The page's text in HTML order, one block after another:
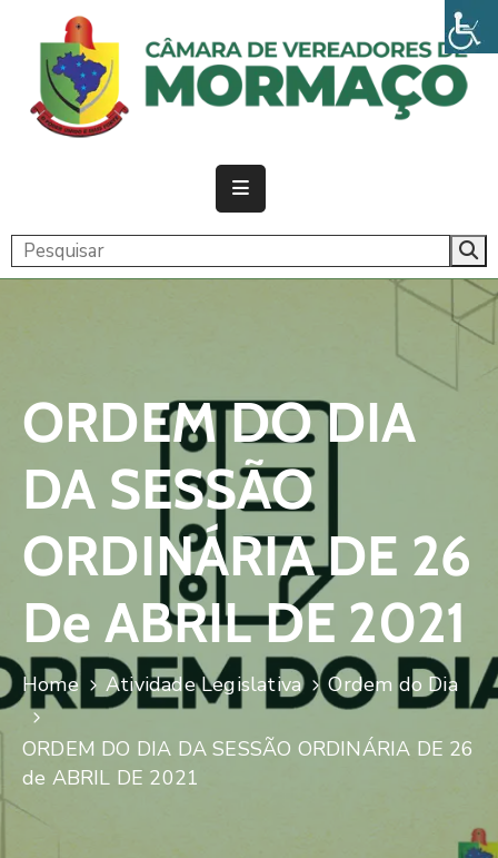
PÁGINA
INICIAL
LEGISLATIVA
CONTATO
ORDEM DO DIA
DA SESSÃO
ORDINÁRIA DE 26
De ABRIL DE 2021
Home Atividade Legislativa Ordem do Dia
ORDEM DO DIA DA SESSÃO ORDINÁRIA DE 26
de ABRIL DE 2021